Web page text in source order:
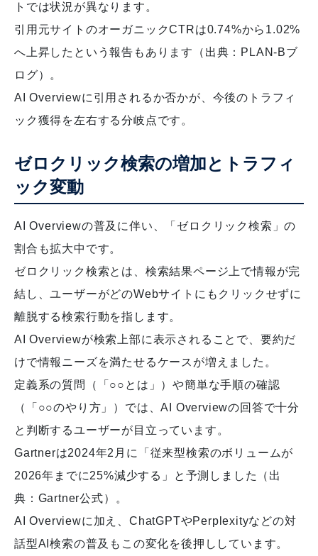
トでは状況が異なります。
引用元サイトのオーガニックCTRは0.74%から1.02%
へ上昇したという報告もあります（出典：PLAN-Bブ
ログ）。
AI Overviewに引用されるか否かが、今後のトラフィ
ック獲得を左右する分岐点です。
ゼロクリック検索の増加とトラフィ
ック変動
AI Overviewの普及に伴い、「ゼロクリック検索」の
割合も拡大中です。
ゼロクリック検索とは、検索結果ページ上で情報が完
結し、ユーザーがどのWebサイトにもクリックせずに
離脱する検索行動を指します。
AI Overviewが検索上部に表示されることで、要約だ
けで情報ニーズを満たせるケースが増えました。
定義系の質問（「○○とは」）や簡単な手順の確認
（「○○のやり方」）では、AI Overviewの回答で十分
と判断するユーザーが目立っています。
Gartnerは2024年2月に「従来型検索のボリュームが
2026年までに25%減少する」と予測しました（出
典：Gartner公式）。
AI Overviewに加え、ChatGPTやPerplexityなどの対
話型AI検索の普及もこの変化を後押ししています。